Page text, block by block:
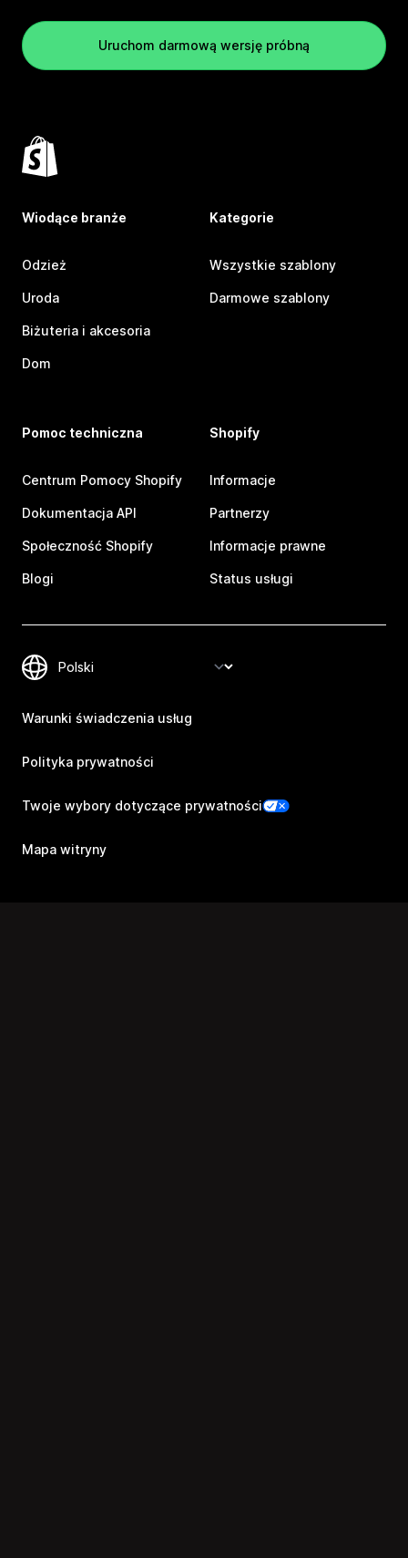
Uruchom darmową wersję próbną
Wiodące branże
Odzież
Uroda
Biżuteria i akcesoria
Dom
Kategorie
Wszystkie szablony
Darmowe szablony
Pomoc techniczna
Centrum Pomocy Shopify
Dokumentacja API
Społeczność Shopify
Blogi
Shopify
Informacje
Partnerzy
Informacje prawne
Status usługi
Warunki świadczenia usług
Polityka prywatności
Twoje wybory dotyczące prywatności
Mapa witryny